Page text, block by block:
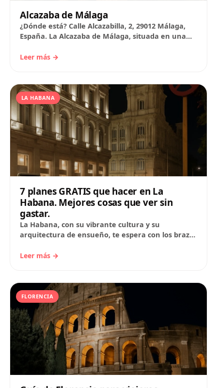
Alcazaba de Málaga
¿Dónde está? Calle Alcazabilla, 2, 29012 Málaga,
España. La Alcazaba de Málaga, situada en una
Leer más →
LA HABANA
7 planes GRATIS que hacer en La
Habana. Mejores cosas que ver sin
gastar.
La Habana, con su vibrante cultura y su
arquitectura de ensueño, te espera con los brazos
Leer más →
FLORENCIA